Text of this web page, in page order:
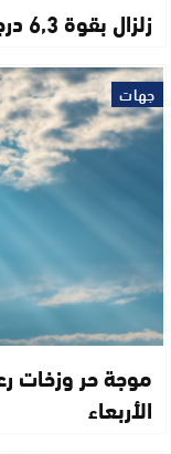
زلزال بقوة 6,3 درجات يضرب جنوب الفيليبين
جهات
موجة حر وزخات
الأربعاء